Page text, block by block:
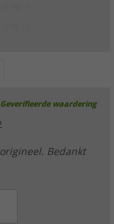
Geverifieerde waardering
Bedankt